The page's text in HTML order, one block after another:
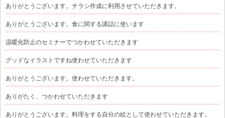
ありがとうございます。チラシ作成に利用させていただきます。
ありがとうございます。食に関する講話に使います
温暖化防止のセミナーでつかわせていただきます
グッドなイラストですね使わせていただきます
ありがとうございます。使わせていただきます。
ありがたく、つかわせていただきます
ありがとうございます。料理をする自分の絵として使わせていただきます。